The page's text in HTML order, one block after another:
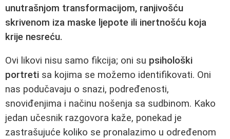
unutrašnjom transformacijom, ranjivošću
skrivenom iza maske ljepote ili inertnošću koja
krije nesreću.
Ovi likovi nisu samo fikcija; oni su psihološki
portreti sa kojima se možemo identifikovati. Oni
nas podučavaju o snazi, podređenosti,
snoviđenjima i načinu nošenja sa sudbinom. Kako
jedan učesnik razgovora kaže, ponekad je
zastrašujuće koliko se pronalazimo u određenom